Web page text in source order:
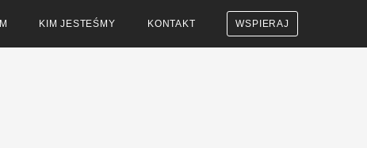
KIM JESTEŚMY KONTAKT WSPIERAJ